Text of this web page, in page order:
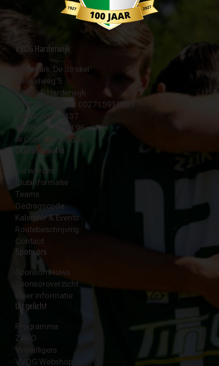
VVOG Harderwijk
Sportpark 'De Strokel'
Strokelweg 5
3847 LR Harderwijk
BTW Nummer NL 002715910B01
KvK Nr 40094437
☎︎ 0341 - 41 28 96
✉︎ Contactformulier
Clubinformatie
Lid worden
Clubinformatie
Teams
Gedragscode
Kalender & Events
Routebeschrijving
Contact
Sponsors
Sponsornieuws
Sponsoroverzicht
Meer informatie
Uitgelicht
Programma
ZAVO
Vrijwilligers
VVOG Webshop